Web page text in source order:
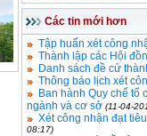
Các tin mới hơn
Tập huấn xét công
Thành lập các Hội
Danh sách đề cử
Thông báo lịch xét
Ban hành Quy chế tổ
ngành và cơ sở (11-04-
Xét công nhận đạt
08:17)